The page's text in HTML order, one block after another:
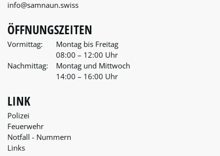
info@samnaun.swiss
ÖFFNUNGSZEITEN
Vormittag:
Montag bis Freitag
08:00 – 12:00 Uhr
Nachmittag:
Montag und Mittwoch
14:00 – 16:00 Uhr
LINK
Polizei
Feuerwehr
Notfall - Nummern
Links